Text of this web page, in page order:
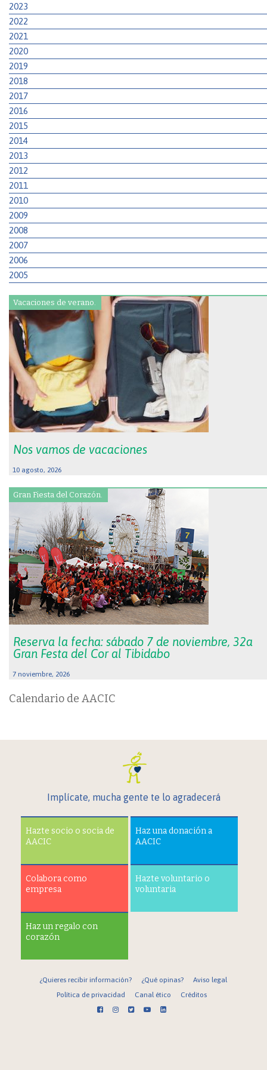
2023
2022
2021
2020
2019
2018
2017
2016
2015
2014
2013
2012
2011
2010
2009
2008
2007
2006
2005
Vacaciones de verano.
Nos vamos de vacaciones
10 agosto, 2026
Gran Fiesta del Corazón.
Reserva la fecha: sábado 7 de noviembre, 32a
Gran Festa del Cor al Tibidabo
7 noviembre, 2026
Calendario de AACIC
Implícate, mucha gente te lo agradecerá
Hazte socio o socia de
AACIC
Haz una donación a
AACIC
Colabora como
empresa
Hazte voluntario o
voluntaria
Haz un regalo con
corazón
¿Quieres recibir información? ¿Qué opinas?
Aviso legal
Política de privacidad
Canal ético Créditos